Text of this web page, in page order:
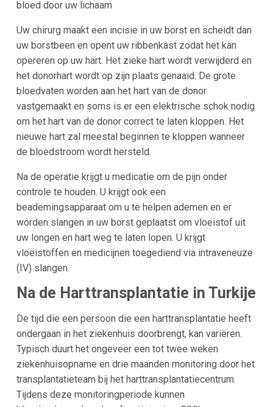
bloed door uw lichaam
Uw chirurg maakt een incisie in uw borst en scheidt dan
uw borstbeen en opent uw ribbenkast zodat het kan
opereren op uw hart. Het zieke hart wordt verwijderd en
het donorhart wordt op zijn plaats genaaid. De grote
bloedvaten worden aan het hart van de donor
vastgemaakt en soms is er een elektrische schok nodig
om het hart van de donor correct te laten kloppen. Het
nieuwe hart zal meestal beginnen te kloppen wanneer
de bloedstroom wordt hersteld.
Na de operatie krijgt u medicatie om de pijn onder
controle te houden. U krijgt ook een
beademingsapparaat om u te helpen ademen en er
worden slangen in uw borst geplaatst om vloeistof uit
uw longen en hart weg te laten lopen. U krijgt
vloeistoffen en medicijnen toegediend via intraveneuze
(IV) slangen.
Na de Harttransplantatie in Turkije
De tijd die een persoon die een harttransplantatie heeft
ondergaan in het ziekenhuis doorbrengt, kan variëren.
Typisch duurt het ongeveer een tot twee weken
ziekenhuisopname en drie maanden monitoring door het
transplantatieteam bij het harttransplantatiecentrum.
Tijdens deze monitoringperiode kunnen